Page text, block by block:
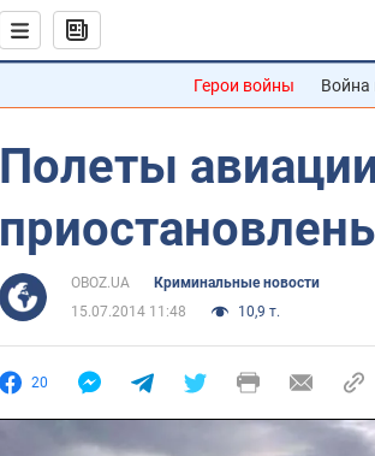
Герои войны Война
Полеты
OBOZ.UA
Криминальные новости
15.07.2014 11:48
10,9 т.
20